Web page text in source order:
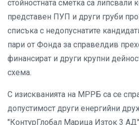
стойностната сметка са липсвали
представен ПУП и други груби
списъка с недопуснатите
пари от Фонда за справелдив
финансират и други крупни
схема.
С изискванията на МРРБ са се
допустимост други енергийни
"КонтурГлобал Марица Изток 3